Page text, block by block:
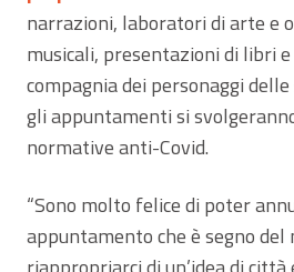
narrazioni, laboratori di arte e
musicali, presentazioni di libri
compagnia dei personaggi
gli appuntamenti si
normative anti-Covid.
“Sono molto felice di poter
appuntamento che è segno